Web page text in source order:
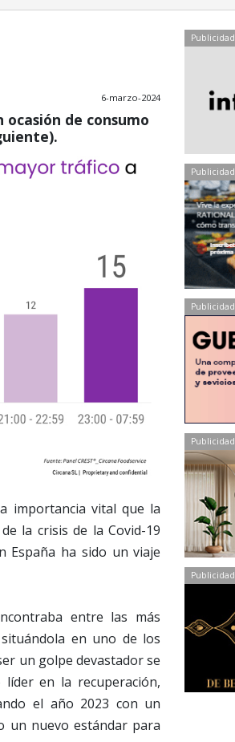
6-marzo-2024
ocasión de consumo
importancia vital que la
la crisis de la Covid-19
España ha sido un viaje
entre las más
en uno de los
un golpe devastador se
en la recuperación,
el año 2023 con un
un nuevo estándar para
Publicidad
Publicidad
Publicidad
Publicidad
Publicidad